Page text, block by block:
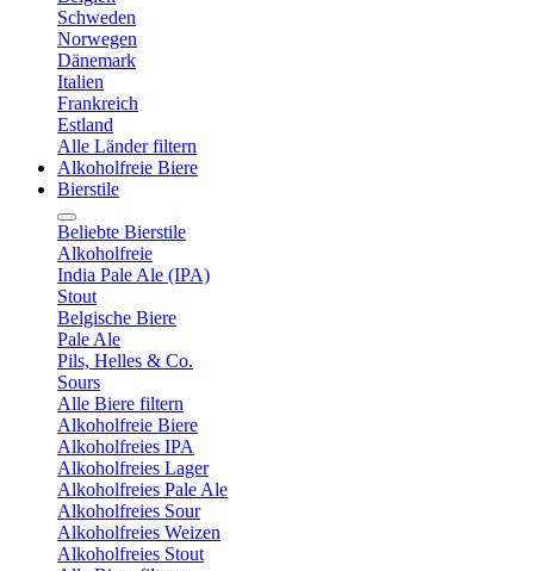
Schweden
Norwegen
Dänemark
Italien
Frankreich
Estland
Alle Länder filtern
Alkoholfreie Biere
Bierstile
Beliebte Bierstile
Alkoholfreie
India Pale Ale (IPA)
Stout
Belgische Biere
Pale Ale
Pils, Helles & Co.
Sours
Alle Biere filtern
Alkoholfreie Biere
Alkoholfreies IPA
Alkoholfreies Lager
Alkoholfreies Pale Ale
Alkoholfreies Sour
Alkoholfreies Weizen
Alkoholfreies Stout